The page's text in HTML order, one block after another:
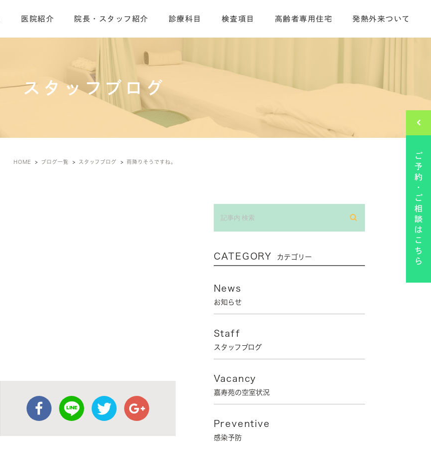
医院紹介 院長・スタッフ紹介 診療科目 検査項目 高齢者専用住宅 発熱外来ついて
スタッフブログ
HOME ブログ一覧 スタッフブログ 雨降りそうですね。
CATEGORY カテゴリー
News
お知らせ
Staff
スタッフブログ
Vacancy
嘉寿苑の空室状況
Preventive
感染予防